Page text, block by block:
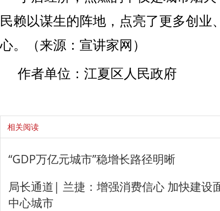
民赖以谋生的阵地，点亮了更多创业
心。（来源：宣讲家网）
作者单位：江夏区人民政府
相关阅读
“GDP万亿元城市”稳增长路径明晰
局长通道| 兰捷：增强消费信心 加快建设
中心城市